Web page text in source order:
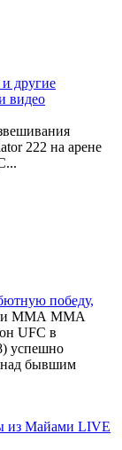
другие
видео
222 на арене
победу,
MMA
UFC в
успешно
над бывшим